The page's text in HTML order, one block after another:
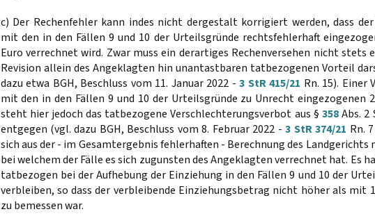
c) Der Rechenfehler kann indes nicht dergestalt korrigiert werden, dass
mit den in den Fällen 9 und 10 der Urteilsgründe rechtsfehlerhaft
Euro verrechnet wird. Zwar muss ein derartiges Rechenversehen nicht stets
Revision allein des Angeklagten hin unantastbaren tatbezogenen Vorteil
dazu etwa BGH, Beschluss vom 11. Januar 2022 - 3 StR 415/21 Rn. 15). Einer
mit den in den Fällen 9 und 10 der Urteilsgründe zu Unrecht eingezogenen
steht hier jedoch das tatbezogene Verschlechterungsverbot aus §358Abs. 2
entgegen (vgl. dazu BGH, Beschluss vom 8. Februar 2022 -3 StR 374/21 Rn.
sich aus der - im Gesamtergebnis fehlerhaften - Berechnung des
bei welchem der Fälle es sich zugunsten des Angeklagten verrechnet hat. Es
tatbezogen bei der Aufhebung der Einziehung in den Fällen 9 und 10 der
verbleiben, so dass der verbleibende Einziehungsbetrag nicht höher als mit
zu bemessen war.